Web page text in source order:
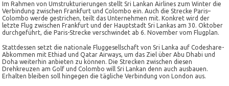
Im Rahmen von Umstrukturierungen stellt Sri Lankan Airlines zum Winter die
Verbindung zwischen Frankfurt und Colombo ein. Auch die Strecke Paris–
Colombo werde gestrichen, teilt das Unternehmen mit. Konkret wird der
letzte Flug zwischen Frankfurt und der Hauptstadt Sri Lankas am 30. Oktober
durchgeführt, die Paris-Strecke verschwindet ab 6. November vom Flugplan.
Stattdessen setzt die nationale Fluggesellschaft von Sri Lanka auf Codeshare-
Abkommen mit Ethiad und Qatar Airways, um das Ziel über Abu Dhabi und
Doha weiterhin anbieten zu können. Die Strecken zwischen diesen
Drehkreuzen am Golf und Colombo will Sri Lankan denn auch ausbauen.
Erhalten bleiben soll hingegen die tägliche Verbindung von London aus.